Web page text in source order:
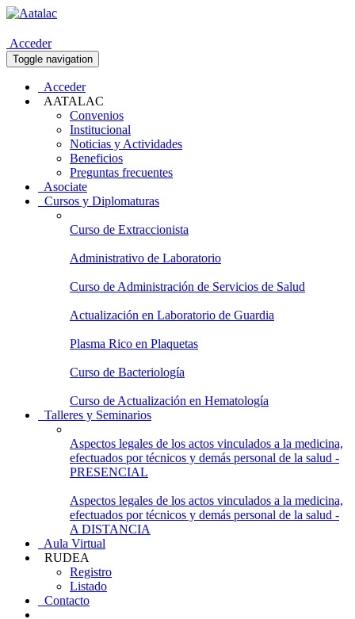
Acceder
Toggle navigation
Acceder
AATALAC
Convenios
Institucional
Noticias y Actividades
Beneficios
Preguntas frecuentes
Asociate
Cursos y Diplomaturas
Curso de Extraccionista
Administrativo de Laboratorio
Curso de Administración de Servicios de Salud
Actualización en Laboratorio de Guardia
Plasma Rico en Plaquetas
Curso de Bacteriología
Curso de Actualización en Hematología
Talleres y Seminarios
Aspectos legales de los actos vinculados a la medicina,
efectuados por técnicos y demás personal de la salud -
PRESENCIAL
Aspectos legales de los actos vinculados a la medicina,
efectuados por técnicos y demás personal de la salud -
A DISTANCIA
Aula Virtual
RUDEA
Registro
Listado
Contacto